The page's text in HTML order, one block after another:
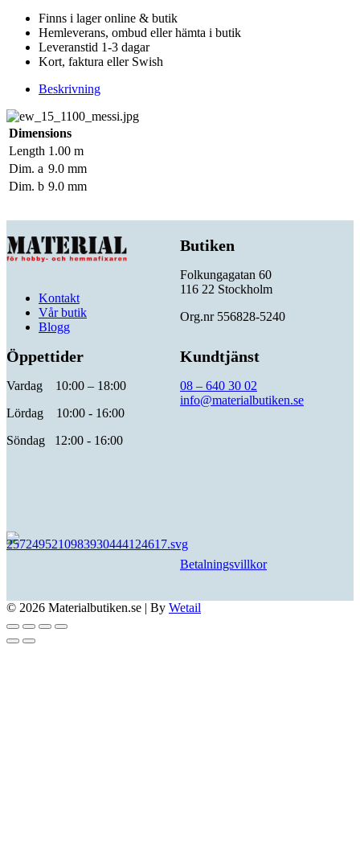
Finns i lager online & butik
Hemleverans, ombud eller hämta i butik
Leveranstid 1-3 dagar
Kort, faktura eller Swish
Beskrivning
Dimensions
Length 1.00 m
Dim. a 9.0 mm
Dim. b 9.0 mm
Kontakt
Vår butik
Blogg
Butiken
Folkungagatan 60
116 22 Stockholm
Org.nr 556828-5240
Öppettider
Vardag 10:00 – 18:00
Lördag 10:00 - 16:00
Söndag 12:00 - 16:00
Kundtjänst
08 – 640 30 02
info@materialbutiken.se
Betalningsvillkor
© 2026 Materialbutiken.se | By Wetail